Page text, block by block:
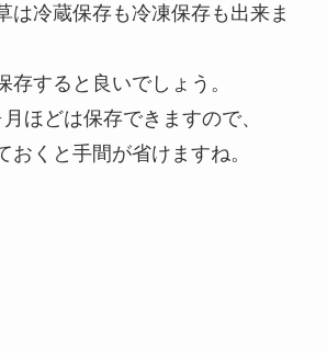
は冷蔵保存も冷凍保存も出来ま
存すると良いでしょう。
ほどは保存できますので、
おくと手間が省けますね。